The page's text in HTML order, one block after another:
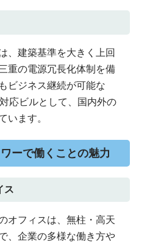
、建築基準を大きく上回
重の電源冗長化体制を備
ビジネス継続が可能な
応ビルとして、国内外の
います。
ーで働くことの魅力
ス
オフィスは、無柱・高天
、企業の多様な働き方や